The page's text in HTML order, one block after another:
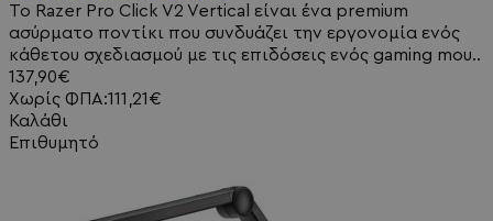
Το Razer Pro Click V2 Vertical είναι ένα premium
ασύρματο ποντίκι που συνδυάζει την εργονομία ενός
κάθετου σχεδιασμού με τις επιδόσεις ενός gaming mou..
137,90€
Χωρίς ΦΠΑ:111,21€
Καλάθι
Επιθυμητό